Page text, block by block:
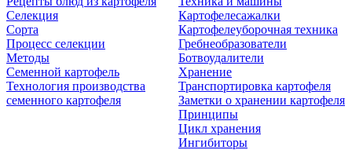
Селекция
Сорта
Процесс селекции
Методы
Семенной картофель
Технология производства
семенного картофеля
Картофелесажалки
Картофелеуборочная техника
Гребнеобразователи
Ботвоудалители
Хранение
Транспортировка картофеля
Заметки о хранении картофеля
Принципы
Цикл хранения
Ингибиторы